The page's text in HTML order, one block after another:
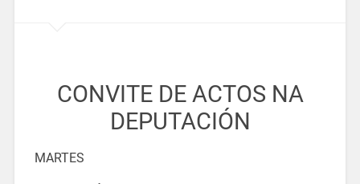
CONVITE DE ACTOS NA
DEPUTACIÓN
MARTES